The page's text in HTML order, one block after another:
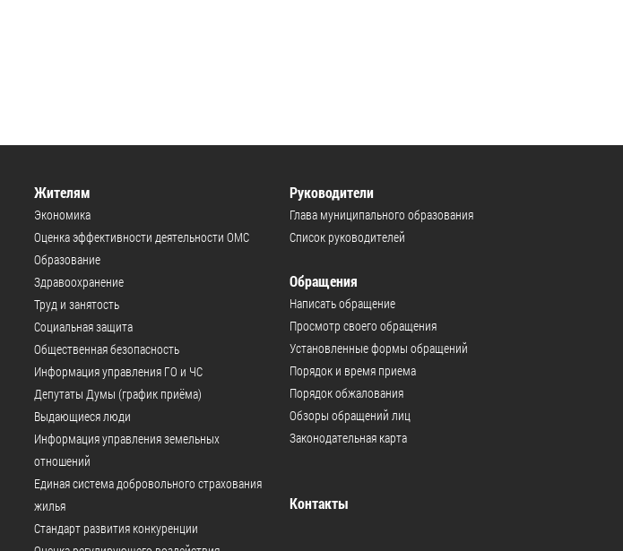
Жителям
Экономика
Оценка эффективности деятельности ОМС
Образование
Здравоохранение
Труд и занятость
Социальная защита
Общественная безопасность
Информация управления ГО и ЧС
Депутаты Думы (график приёма)
Выдающиеся люди
Информация управления земельных
отношений
Единая система добровольного страхования
жилья
Стандарт развития конкуренции
Руководители
Глава муниципального образования
Список руководителей
Обращения
Написать обращение
Просмотр своего обращения
Установленные формы обращений
Порядок и время приема
Порядок обжалования
Обзоры обращений лиц
Законодательная карта
Контакты